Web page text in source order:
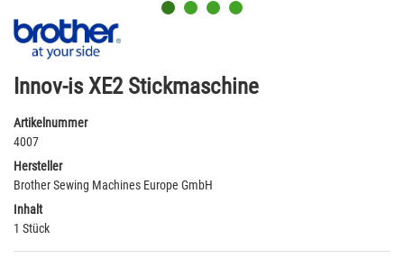
Innov-is XE2 Stickmaschine
Artikelnummer
4007
Hersteller
Brother Sewing Machines Europe GmbH
Inhalt
1 Stück